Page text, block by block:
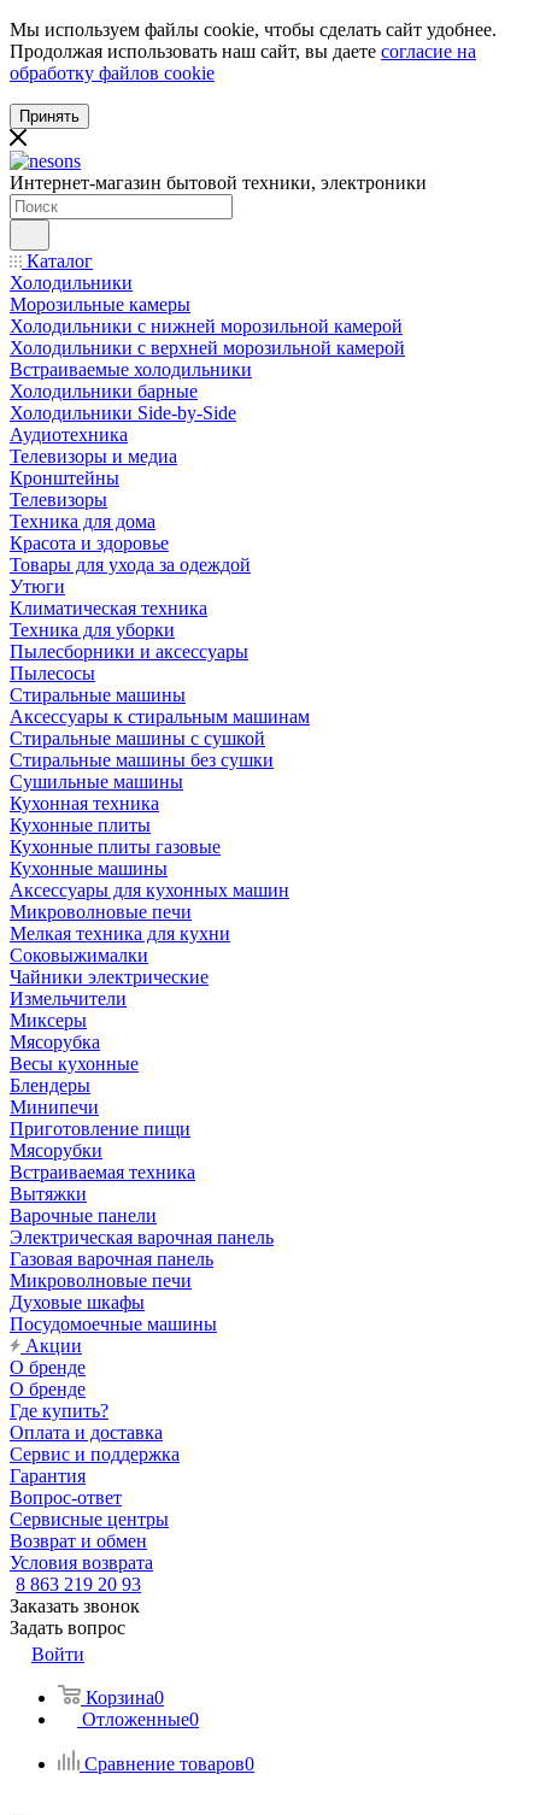
Мы используем файлы cookie, чтобы сделать сайт удобнее.
Продолжая использовать наш сайт, вы даете согласие на
обработку файлов cookie
Принять
Интернет-магазин бытовой техники, электроники
Каталог
Холодильники
Морозильные камеры
Холодильники с нижней морозильной камерой
Холодильники с верхней морозильной камерой
Встраиваемые холодильники
Холодильники барные
Холодильники Side-by-Side
Аудиотехника
Телевизоры и медиа
Кронштейны
Телевизоры
Техника для дома
Красота и здоровье
Товары для ухода за одеждой
Утюги
Климатическая техника
Техника для уборки
Пылесборники и аксессуары
Пылесосы
Стиральные машины
Аксессуары к стиральным машинам
Стиральные машины с сушкой
Стиральные машины без сушки
Сушильные машины
Кухонная техника
Кухонные плиты
Кухонные плиты газовые
Кухонные машины
Аксессуары для кухонных машин
Микроволновые печи
Мелкая техника для кухни
Соковыжималки
Чайники электрические
Измельчители
Миксеры
Мясорубка
Весы кухонные
Блендеры
Минипечи
Приготовление пищи
Мясорубки
Встраиваемая техника
Вытяжки
Варочные панели
Электрическая варочная панель
Газовая варочная панель
Микроволновые печи
Духовые шкафы
Посудомоечные машины
Акции
О бренде
О бренде
Где купить?
Оплата и доставка
Сервис и поддержка
Гарантия
Вопрос-ответ
Сервисные центры
Возврат и обмен
Условия возврата
8 863 219 20 93
Заказать звонок
Задать вопрос
Войти
Корзина0
Отложенные0
Сравнение товаров0